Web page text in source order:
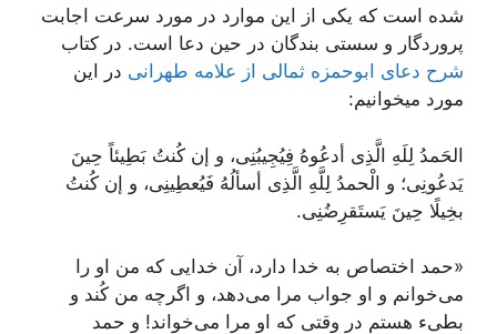
شده است که یکی از این موارد در مورد سرعت اجابت
پروردگار و سستی بندگان در حین دعا است. در کتاب
شرح دعای ابوحمزه ثمالی از علامه طهرانی در این
مورد میخوانیم:
الحَمدُ لِلَهِ الَّذِی أدعُوهُ فِیُجِیبُنِی، و إن کُنتُ بَطِیئاً حِینَ
یَدعُونِی؛ و الْحمدُ لِلَّهِ الَّذِی أسألُهُ فَیُعطِینِی، و إن کُنتُ
بخِیلًا حِینَ یَستَقرِضُنِی.
«حمد اختصاص به خدا دارد، آن خدایی که من او را
می‌خوانم و او جواب مرا می‌دهد، و اگرچه من کُند و
بطیء هستم در وقتی که او مرا می‌خواند! و حمد